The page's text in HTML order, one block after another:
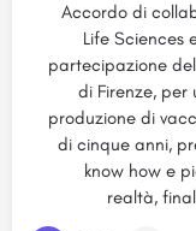
Accordo di
Life Sciences
partecipazione
di Firenze, per
produzione di
di cinque anni,
know how e
realtà,